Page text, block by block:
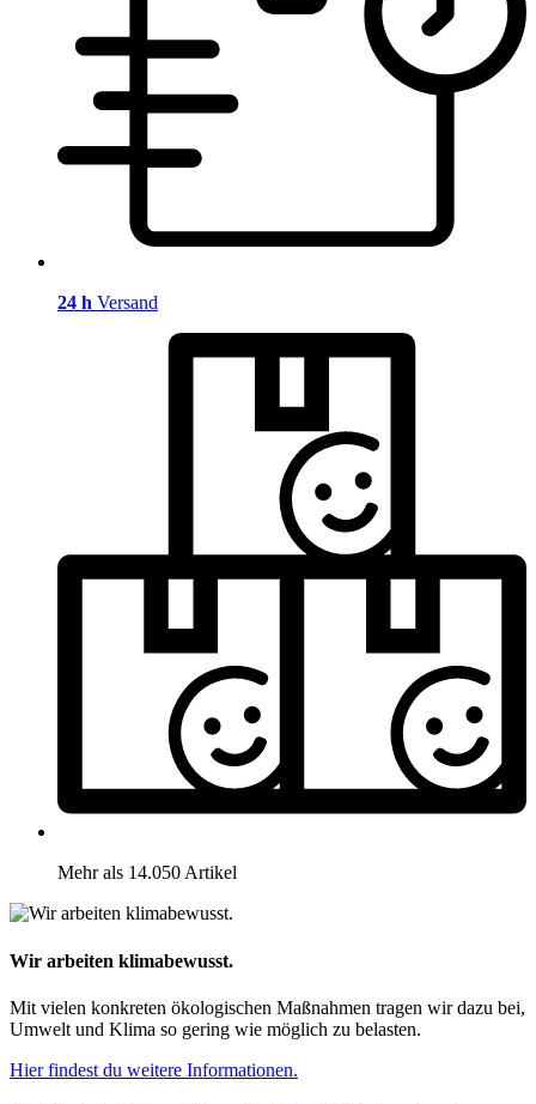
24 h Versand
Mehr als 14.050 Artikel
Wir arbeiten klimabewusst.
Mit vielen konkreten ökologischen Maßnahmen tragen wir dazu bei,
Umwelt und Klima so gering wie möglich zu belasten.
Hier findest du weitere Informationen.